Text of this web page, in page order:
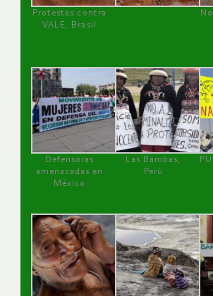
Protestas contra
VALE, Brasil
Defensoras
amenazadas en
México
Las Bambas,
Perú